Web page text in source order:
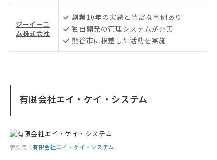
ジーイーエ
ム株式会社
創業10年の実績と豊富な事例あり
独自開発の管理システムが充実
熊谷市に根差した活動を実施
有限会社エイ・ケイ・システム
参照元： 有限会社エイ・ケイ・システム